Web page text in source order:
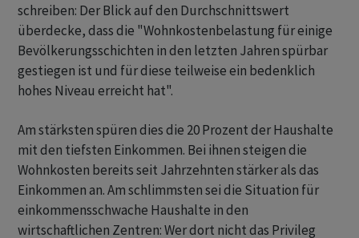
schreiben: Der Blick auf den Durchschnittswert
überdecke, dass die "Wohnkostenbelastung für einige
Bevölkerungsschichten in den letzten Jahren spürbar
gestiegen ist und für diese teilweise ein bedenklich
hohes Niveau erreicht hat".
Am stärksten spüren dies die 20 Prozent der Haushalte
mit den tiefsten Einkommen. Bei ihnen steigen die
Wohnkosten bereits seit Jahrzehnten stärker als das
Einkommen an. Am schlimmsten sei die Situation für
einkommensschwache Haushalte in den
wirtschaftlichen Zentren: Wer dort nicht das Privileg